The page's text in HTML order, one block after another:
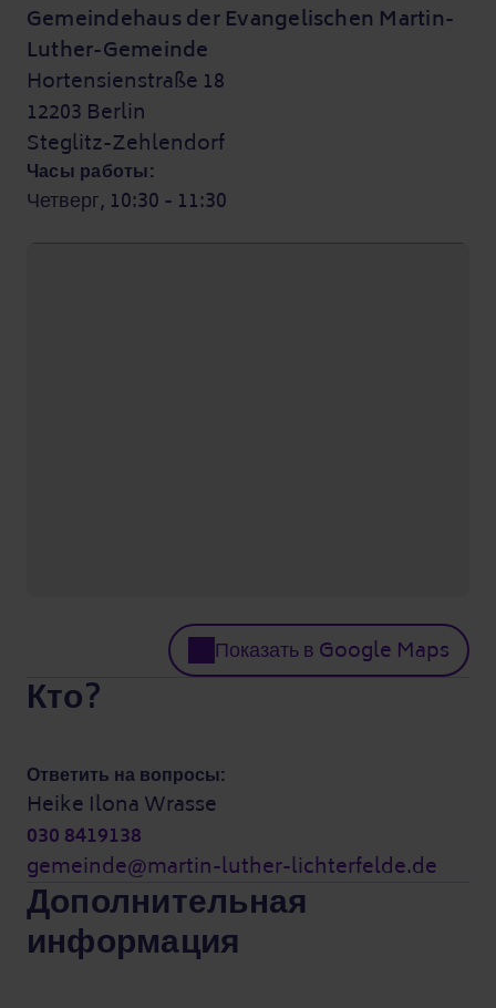
Gemeindehaus der Evangelischen Martin-
Luther-Gemeinde
Hortensienstraße 18
12203 Berlin
Steglitz-Zehlendorf
Часы работы:
Четверг, 10:30 - 11:30
Показать в Google Maps
Кто?
Ответить на вопросы:
Heike Ilona Wrasse
030 8419138
gemeinde@martin-luther-lichterfelde.de
Дополнительная
информация